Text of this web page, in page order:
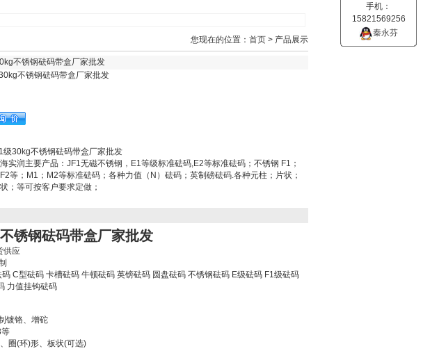
您现在的位置： 首页> 产品展示
不锈钢砝码带盒厂家批发
不锈钢砝码带盒厂家批发
级30kg不锈钢砝码带盒厂家批发
实润主要产品：JF1无磁不锈钢，E1等级标准砝码,E2等标准砝码；不锈钢 F1；
等；M1；M2等标准砝码；各种力值（N）砝码；英制磅砝码.各种元柱；片状；
；等可按客户要求定做；
锈钢砝码带盒厂家批发
供应
C型砝码 卡槽砝码 牛顿砝码 英镑砝码 圆盘砝码 不锈钢砝码 E级砝码 F1级砝码
力值挂钩砝码
镀铬、增砣
圈(环)形、板状(可选)
手机：
15821569256
秦永芬